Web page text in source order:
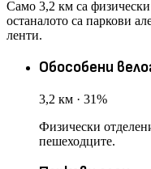
Само 3,2 км са
останалото са паркови
ленти.
Обособени
3,2 км · 31%
Физически
пешеходците.